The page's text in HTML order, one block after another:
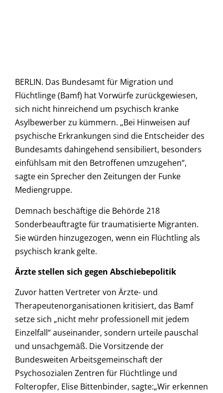
BERLIN. Das Bundesamt für Migration und
Flüchtlinge (Bamf) hat Vorwürfe zurückgewiesen,
sich nicht hinreichend um psychisch kranke
Asylbewerber zu kümmern. „Bei Hinweisen auf
psychische Erkrankungen sind die Entscheider des
Bundesamts dahingehend sensibiliert, besonders
einfühlsam mit den Betroffenen umzugehen“,
sagte ein Sprecher den Zeitungen der Funke
Mediengruppe.
Demnach beschäftige die Behörde 218
Sonderbeauftragte für traumatisierte Migranten.
Sie würden hinzugezogen, wenn ein Flüchtling als
psychisch krank gelte.
Ärzte stellen sich gegen Abschiebepolitik
Zuvor hatten Vertreter von Ärzte- und
Therapeutenorganisationen kritisiert, das Bamf
setze sich „nicht mehr professionell mit jedem
Einzelfall“ auseinander, sondern urteile pauschal
und unsachgemäß. Die Vorsitzende der
Bundesweiten Arbeitsgemeinschaft der
Psychosozialen Zentren für Flüchtlinge und
Folteropfer, Elise Bittenbinder, sagte:„Wir erkennen